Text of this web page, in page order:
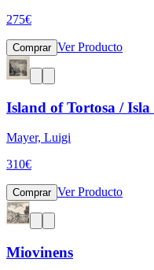
275€
Comprar Ver Producto
Island of Tortosa /
Mayer, Luigi
310€
Comprar Ver Producto
Miovinens